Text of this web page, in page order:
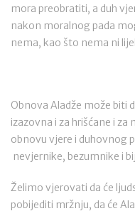
mora preobratiti, a duh
nakon moralnog pada
nema, kao što nema ni
Obnova Aladže može biti
izazovna i za hrišćane i
obnovu vjere i duhovnog
nevjernike, bezumnike i
Želimo vjerovati da će
pobijediti mržnju, da će